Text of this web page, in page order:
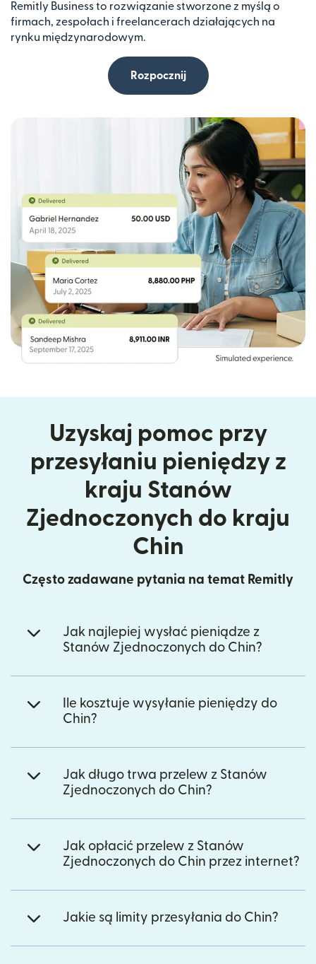
Remitly Business to rozwiązanie stworzone z myślą o
firmach, zespołach i freelancerach działających na
rynku międzynarodowym.
Rozpocznij
Uzyskaj pomoc przy
przesyłaniu pieniędzy z
kraju Stanów
Zjednoczonych do kraju
Chin
Często zadawane pytania na temat Remitly
Jak najlepiej wysłać pieniądze z
Stanów Zjednoczonych do Chin?
Ile kosztuje wysyłanie pieniędzy do
Chin?
Jak długo trwa przelew z Stanów
Zjednoczonych do Chin?
Jak opłacić przelew z Stanów
Zjednoczonych do Chin przez internet?
Jakie są limity przesyłania do Chin?